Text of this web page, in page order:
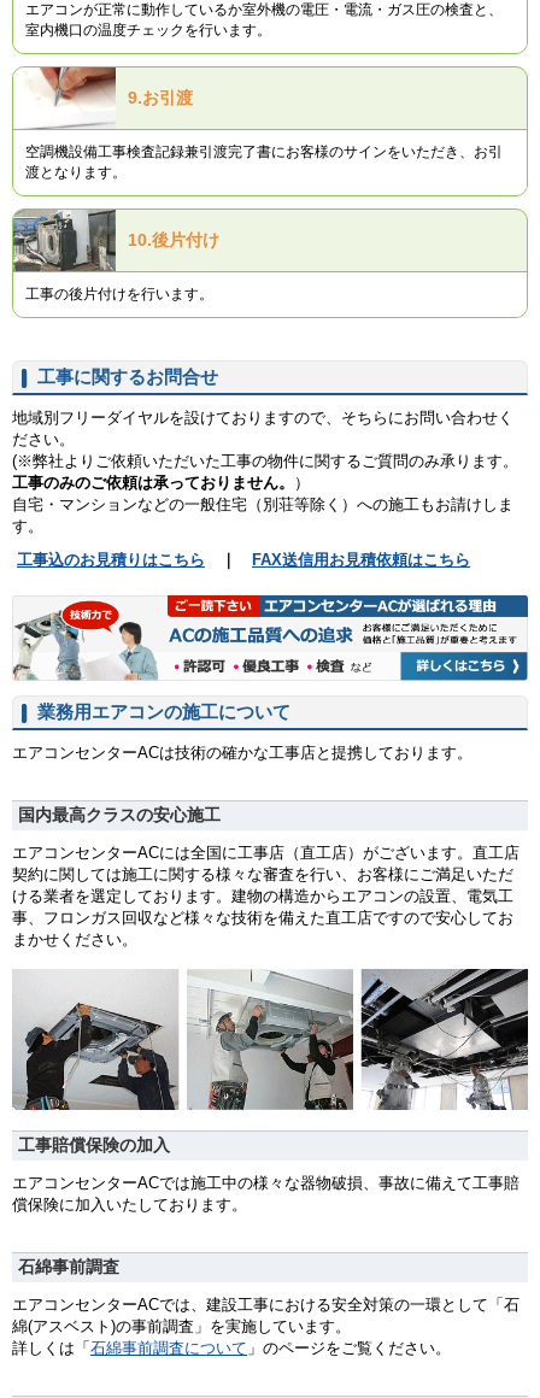
エアコンが正常に動作しているか室外機の電圧・電流・ガス圧の検査と、
室内機口の温度チェックを行います。
9.お引渡
空調機設備工事検査記録兼引渡完了書にお客様のサインをいただき、お引
渡となります。
10.後片付け
工事の後片付けを行います。
工事に関するお問合せ
地域別フリーダイヤルを設けておりますので、そちらにお問い合わせく
ださい。
(※弊社よりご依頼いただいた工事の物件に関するご質問のみ承ります。
工事のみのご依頼は承っておりません。
）
自宅・マンションなどの一般住宅（別荘等除く）への施工もお請けしま
す。
工事込のお見積りはこちら
FAX送信用お見積依頼はこちら
業務用エアコンの施工について
エアコンセンターACは技術の確かな工事店と提携しております。
国内最高クラスの安心施工
エアコンセンターACには全国に工事店（直工店）がございます。直工店
契約に関しては施工に関する様々な審査を行い、お客様にご満足いただ
ける業者を選定しております。建物の構造からエアコンの設置、電気工
事、フロンガス回収など様々な技術を備えた直工店ですので安心してお
まかせください。
工事賠償保険の加入
エアコンセンターACでは施工中の様々な器物破損、事故に備えて工事賠
償保険に加入いたしております。
石綿事前調査
エアコンセンターACでは、建設工事における安全対策の一環として「石
綿(アスベスト)の事前調査」を実施しています。
詳しくは「 石綿事前調査について 」のページをご覧ください。